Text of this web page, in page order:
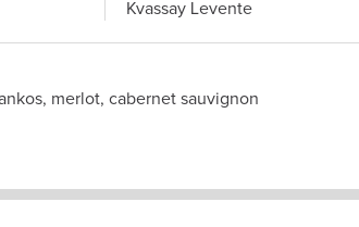
Kvassay Levente
merlot, cabernet sauvignon